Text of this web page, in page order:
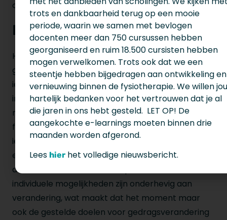
op lange termijn gedragsverandering groter.
Individuele mogelijkheden
Het bewerkstelligen van duurzame
gedragsverandering is ook afhankelijk van
iemands individuele mogelijkheden. Het succesvol
inzetten van zelfregulatie en het aanleren van
nieuwe gewoontes is afhankelijk van iemands
fysieke en mentale mogelijkheden. Wanneer
iemand vermoeid is, zich ziek voelt of veel stress
ervaart, kan dit de mogelijkheden om gedrag
duurzaam te veranderen beperken. Deze
individuele mogelijkheden zijn onderhevig aan
verandering, wat maakt dat het moment maar
ook de gestelde doelen voor gedragsverandering
trots en dankbaarheid terug op een mooie
periode, waarin we samen met bevlogen
docenten meer dan 750 cursussen hebben
georganiseerd en ruim 18.500 cursisten hebben
mogen verwelkomen. Trots ook dat we een
steentje hebben bijgedragen aan ontwikkeling en
vernieuwing binnen de fysiotherapie. We willen jou
hartelijk bedanken voor het vertrouwen dat je al
die jaren in ons hebt gesteld. LET OP! De
aangekochte e-learnings moeten binnen drie
maanden worden afgerond.
Lees hier het volledige nieuwsbericht.